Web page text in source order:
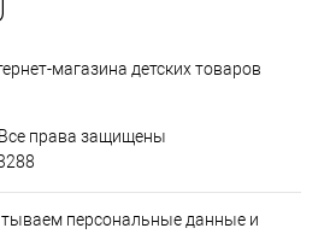
магазина детских товаров
права защищены
персональные данные и